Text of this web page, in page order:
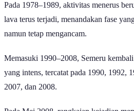
Pada 1978–1989, aktivitas menerus
lava terus terjadi, menandakan fase
namun tetap mengancam.
Memasuki 1990–2008, Semeru
yang intens, tercatat pada 1990, 1992,
2007, dan 2008.